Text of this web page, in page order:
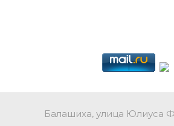
Балашиха, улица Юлиуса